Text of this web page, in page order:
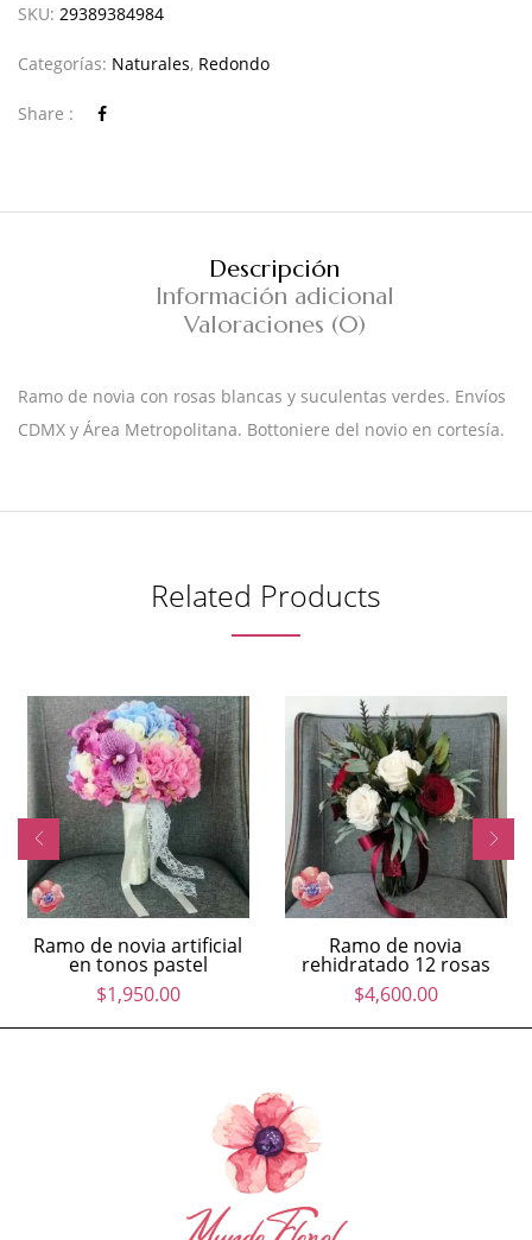
SKU: 29389384984
Categorías: Naturales, Redondo
Share :
Descripción
Información adicional
Valoraciones (0)
Ramo de novia con rosas blancas y suculentas verdes. Envíos
CDMX y Área Metropolitana. Bottoniere del novio en cortesía.
Related Products
Ramo de novia artificial
en tonos pastel
$1,950.00
Ramo de novia
rehidratado 12 rosas
$4,600.00